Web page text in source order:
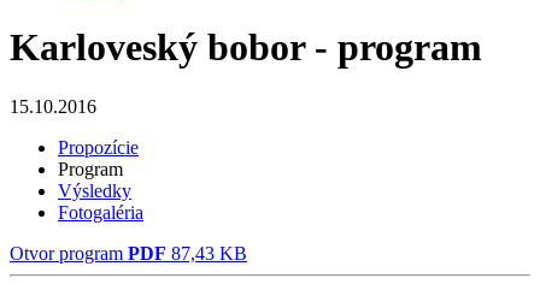
Karloveský bobor - program
15.10.2016
Propozície
Program
Výsledky
Fotogaléria
Otvor program PDF 87,43 KB